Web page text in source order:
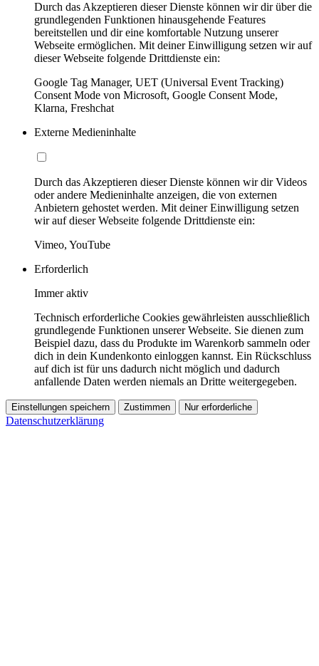
Durch das Akzeptieren dieser Dienste können wir dir über die
grundlegenden Funktionen hinausgehende Features
bereitstellen und dir eine komfortable Nutzung unserer
Webseite ermöglichen. Mit deiner Einwilligung setzen wir auf
dieser Webseite folgende Drittdienste ein:
Google Tag Manager, UET (Universal Event Tracking)
Consent Mode von Microsoft, Google Consent Mode,
Klarna, Freshchat
Externe Medieninhalte
Durch das Akzeptieren dieser Dienste können wir dir Videos
oder andere Medieninhalte anzeigen, die von externen
Anbietern gehostet werden. Mit deiner Einwilligung setzen
wir auf dieser Webseite folgende Drittdienste ein:
Vimeo, YouTube
Erforderlich
Immer aktiv
Technisch erforderliche Cookies gewährleisten ausschließlich
grundlegende Funktionen unserer Webseite. Sie dienen zum
Beispiel dazu, dass du Produkte im Warenkorb sammeln oder
dich in dein Kundenkonto einloggen kannst. Ein Rückschluss
auf dich ist für uns dadurch nicht möglich und dadurch
anfallende Daten werden niemals an Dritte weitergegeben.
Einstellungen speichern Zustimmen Nur erforderliche
Datenschutzerklärung